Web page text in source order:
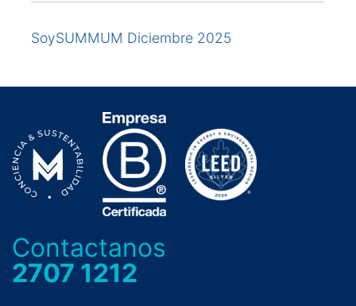
SoySUMMUM Diciembre 2025
Contactanos
2707 1212